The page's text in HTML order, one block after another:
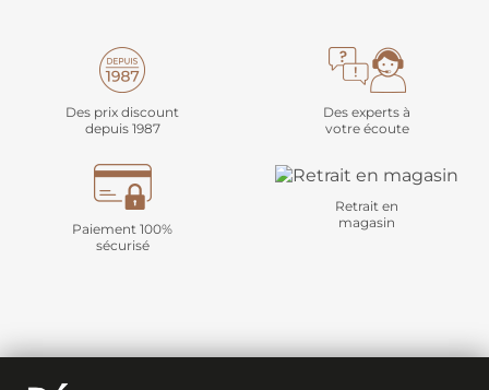
Des prix discount
depuis 1987
Des experts à
votre écoute
Paiement 100%
sécurisé
Retrait en
magasin